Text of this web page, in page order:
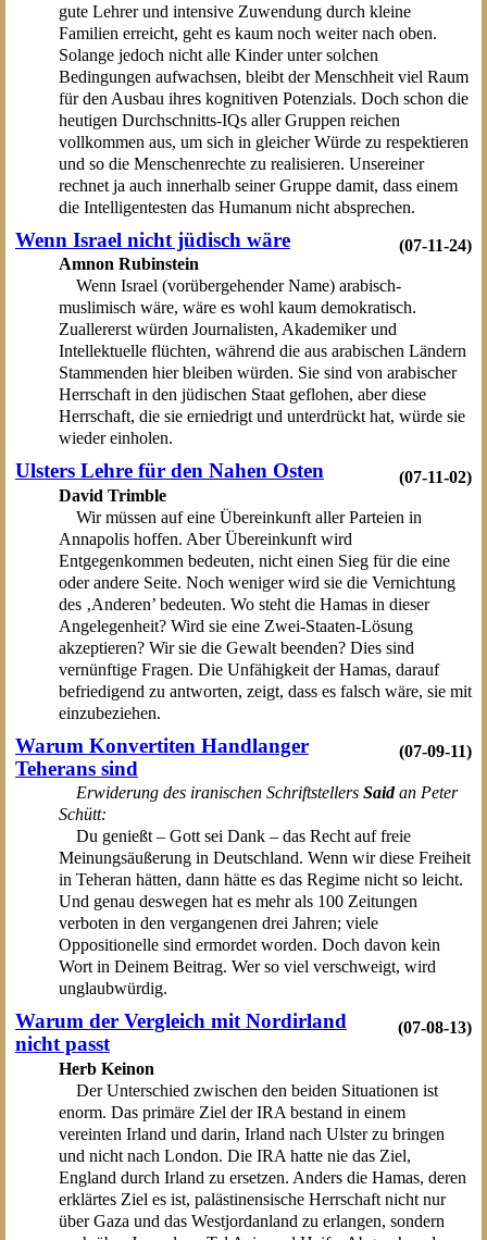
gute Lehrer und intensive Zuwendung durch kleine
Familien erreicht, geht es kaum noch weiter nach oben.
Solange jedoch nicht alle Kinder unter solchen
Bedingungen aufwachsen, bleibt der Menschheit viel Raum
für den Ausbau ihres kognitiven Potenzials. Doch schon die
heutigen Durchschnitts-IQs aller Gruppen reichen
vollkommen aus, um sich in gleicher Würde zu respektieren
und so die Menschenrechte zu realisieren. Unsereiner
rechnet ja auch innerhalb seiner Gruppe damit, dass einem
die Intelligentesten das Humanum nicht absprechen.
(07-11-24)
Wenn Israel nicht jüdisch wäre
Amnon Rubinstein
Wenn Israel (vorübergehender Name) arabisch-
muslimisch wäre, wäre es wohl kaum demokratisch.
Zuallererst würden Journalisten, Akademiker und
Intellektuelle flüchten, während die aus arabischen Ländern
Stammenden hier bleiben würden. Sie sind von arabischer
Herrschaft in den jüdischen Staat geflohen, aber diese
Herrschaft, die sie erniedrigt und unterdrückt hat, würde sie
wieder einholen.
(07-11-02)
Ulsters Lehre für den Nahen Osten
David Trimble
Wir müssen auf eine Übereinkunft aller Parteien in
Annapolis hoffen. Aber Übereinkunft wird
Entgegenkommen bedeuten, nicht einen Sieg für die eine
oder andere Seite. Noch weniger wird sie die Vernichtung
des ‚Anderen’ bedeuten. Wo steht die Hamas in dieser
Angelegenheit? Wird sie eine Zwei-Staaten-Lösung
akzeptieren? Wir sie die Gewalt beenden? Dies sind
vernünftige Fragen. Die Unfähigkeit der Hamas, darauf
befriedigend zu antworten, zeigt, dass es falsch wäre, sie mit
einzubeziehen.
(07-09-11)
Warum Konvertiten Handlanger
Teherans sind
Erwiderung des iranischen Schriftstellers Saidan Peter
Schütt:
Du genießt – Gott sei Dank – das Recht auf freie
Meinungsäußerung in Deutschland. Wenn wir diese Freiheit
in Teheran hätten, dann hätte es das Regime nicht so leicht.
Und genau deswegen hat es mehr als 100 Zeitungen
verboten in den vergangenen drei Jahren; viele
Oppositionelle sind ermordet worden. Doch davon kein
Wort in Deinem Beitrag. Wer so viel verschweigt, wird
unglaubwürdig.
(07-08-13)
Warum der Vergleich mit Nordirland
nicht passt
Herb Keinon
Der Unterschied zwischen den beiden Situationen ist
enorm. Das primäre Ziel der IRA bestand in einem
vereinten Irland und darin, Irland nach Ulster zu bringen
und nicht nach London. Die IRA hatte nie das Ziel,
England durch Irland zu ersetzen. Anders die Hamas, deren
erklärtes Ziel es ist, palästinensische Herrschaft nicht nur
über Gaza und das Westjordanland zu erlangen, sondern